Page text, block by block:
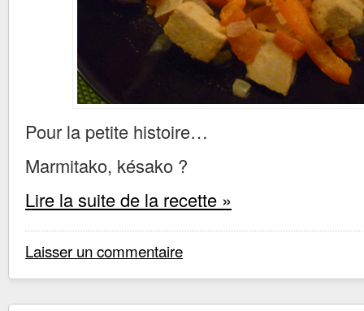
Pour la petite histoire…
Marmitako, késako ?
Lire la suite de la recette »
Laisser un commentaire